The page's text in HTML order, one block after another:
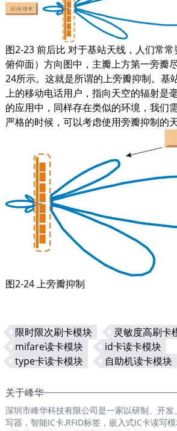
图2-23 前后比 对于基站天线，人们常
俯仰面）方向图中，主瓣上方第一旁瓣
24所示。这就是所谓的上旁瓣抑制。基
上的移动电话用户，指向天空的辐射是
的应用中，同样存在类似的环境，我们
严格的时候，可以考虑使用旁瓣抑制的天
图2-24 上旁瓣抑制
限时限次刷卡模块
灵敏度高刷卡
mifare读卡模块
id卡读卡模块
type卡读卡模块
自助机读卡模块
关于峰华
深圳市峰华科技有限公司是一家以研制、开
写器，智能IC卡,RFID标签，嵌入式IC卡读写